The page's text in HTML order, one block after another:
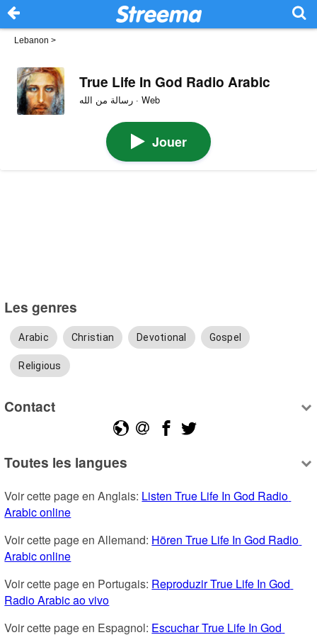
Lebanon >
True Life In God Radio Arabic
رسالة من الله · Web
Jouer
Les genres
Arabic Christian Devotional Gospel
Religious
Contact
Toutes les langues
Voir cette page en Anglais: Listen True Life In God Radio
Arabic online
Voir cette page en Allemand: Hören True Life In God Radio
Arabic online
Voir cette page en Portugais: Reproduzir True Life In God
Radio Arabic ao vivo
Voir cette page en Espagnol: Escuchar True Life In God